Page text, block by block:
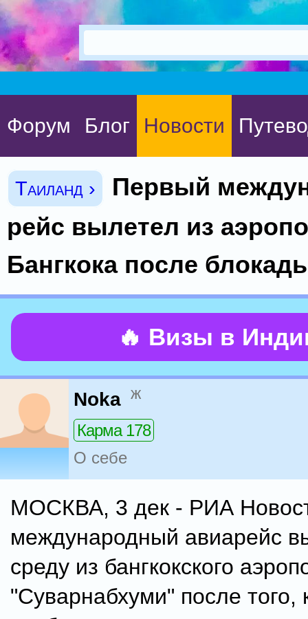
Форум Блог Новости
Таиланд ›
Первый
рейс вылетел из
Бангкока после
🔥 Визы в
Noka ж
Карма 178
О себе
МОСКВА, 3 дек - РИА
международный авиарейс
среду из бангкокского
"Суварнабхуми" после того,